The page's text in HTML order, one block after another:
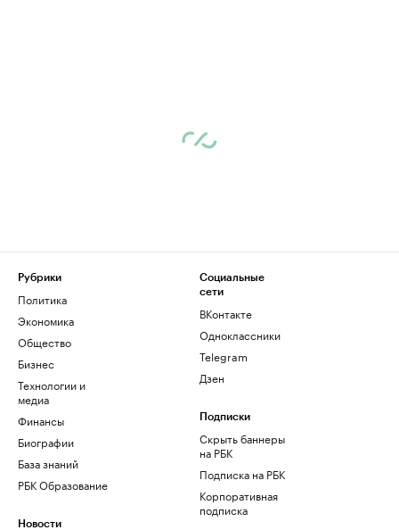
Рубрики
Политика
Экономика
Общество
Бизнес
Технологии и
медиа
Финансы
Биографии
База знаний
РБК Образование
Новости
Социальные
сети
ВКонтакте
Одноклассники
Telegram
Дзен
Подписки
Скрыть баннеры
на РБК
Подписка на РБК
Корпоративная
подписка